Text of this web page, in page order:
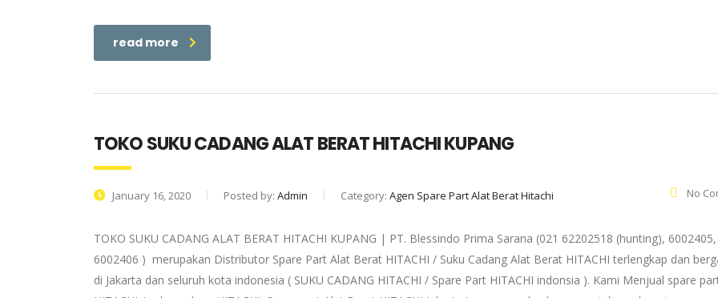
read more
TOKO SUKU CADANG ALAT BERAT HITACHI KUPANG
January 16, 2020 Posted by: Admin Category: Agen Spare Part Alat Berat Hitachi No
TOKO SUKU CADANG ALAT BERAT HITACHI KUPANG | PT. Blessindo Prima Sarana (021 62202518 (hunting), 6002405,
6002406 ) merupakan Distributor Spare Part Alat Berat HITACHI / Suku Cadang Alat Berat HITACHI terlengkap dan
di Jakarta dan seluruh kota indonesia ( SUKU CADANG HITACHI / Spare Part HITACHI indonsia ). Kami Menjual spare